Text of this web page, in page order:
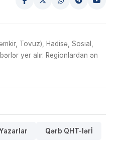
Tovuz), Hadisə, Sosial,
yer alır. Regionlardan ən
Qərb QHT-lərİ